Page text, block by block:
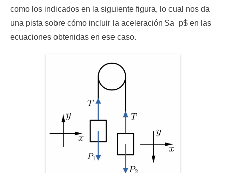
como los indicados en la siguiente figura, lo cual nos da
una pista sobre cómo incluir la aceleración $a_p$ en las
ecuaciones obtenidas en ese caso.